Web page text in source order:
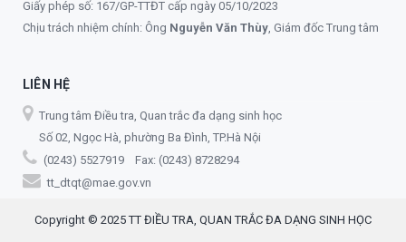
Giấy phép số: 167/GP-TTĐT cấp ngày 05/10/2023
Chịu trách nhiệm chính: Ông Nguyễn Văn Thùy, Giám đốc Trung tâm
LIÊN HỆ
Trung tâm Điều tra, Quan trắc đa dạng sinh học
Số 02, Ngọc Hà, phường Ba Đình, TP.Hà Nội
(0243) 5527919 Fax: (0243) 8728294
tt_dtqt@mae.gov.vn
Copyright © 2025 TT ĐIỀU TRA, QUAN TRẮC ĐA DẠNG SINH HỌC